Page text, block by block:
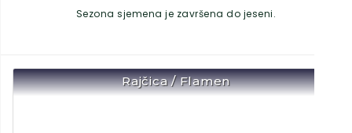
Sezona sjemena je završena do jeseni.
Rajčica / Flamen